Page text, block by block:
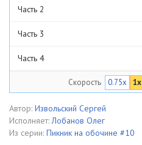
Часть 2
Часть 3
Часть 4
Скорость 0.75x 1x
Автор: Извольский Сергей
Исполняет: Лобанов Олег
Из серии: Пикник на обочине #10